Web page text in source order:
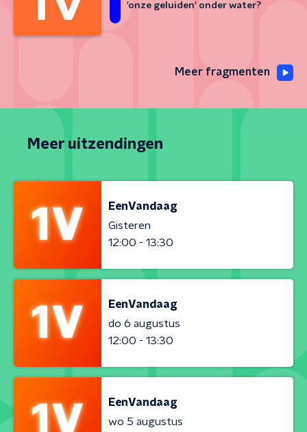
'onze geluiden' onder water?
Meer fragmenten
Meer uitzendingen
EenVandaag
Gisteren
12:00 - 13:30
EenVandaag
do 6 augustus
12:00 - 13:30
EenVandaag
wo 5 augustus